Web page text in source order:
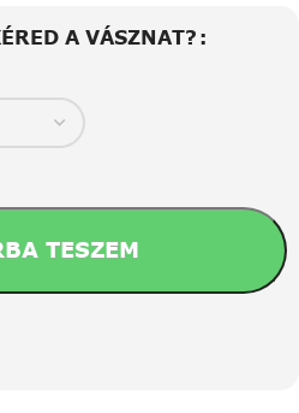
A VÁSZNAT?
TESZEM